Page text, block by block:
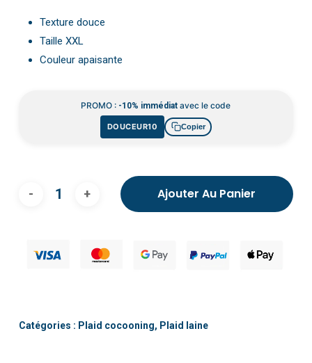
Texture douce
Taille XXL
Couleur apaisante
PROMO : -10% immédiat avec le code
DOUCEUR10 Copier
Ajouter Au Panier
Catégories : Plaid cocooning, Plaid laine